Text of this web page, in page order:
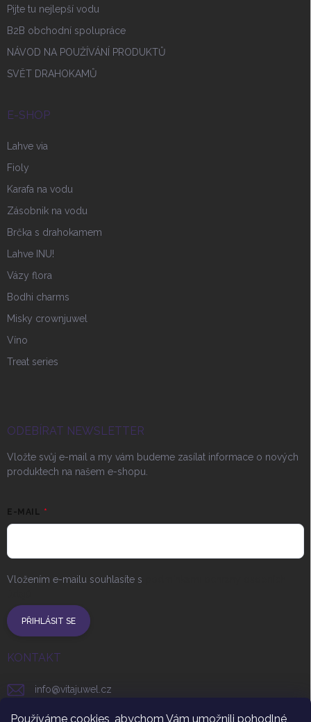
Používáme cookies, abychom Vám umožnili pohodlné
Pijte tu nejlepší vodu
B2B obchodní spolupráce
NÁVOD NA POUŽÍVÁNÍ PRODUKTŮ
SVĚT DRAHOKAMŮ
E-SHOP
Lahve via
Fioly
Karafa na vodu
Zásobnik na vodu
Brčka s drahokamem
Lahve INU!
Vázy flora
Bodhi charms
Misky crownjuwel
Víno
Treat series
ODEBÍRAT NEWSLETTER
Vložte svůj e-mail a my vám budeme zasílat informace o nových
produktech na našem e-shopu.
E-MAIL
Vložením e-mailu souhlasíte s
PŘIHLÁSIT SE
KONTAKT
info@vitajuwel.cz
+420 608 262 656